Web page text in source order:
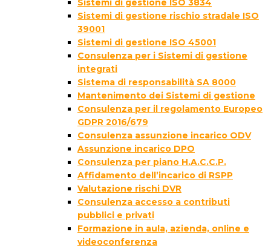
Sistemi di gestione ISO 3834
Sistemi di gestione rischio stradale ISO
39001
Sistemi di gestione ISO 45001
Consulenza per i Sistemi di gestione
integrati
Sistema di responsabilità SA 8000
Mantenimento dei Sistemi di gestione
Consulenza per il regolamento Europeo
GDPR 2016/679
Consulenza assunzione incarico ODV
Assunzione incarico DPO
Consulenza per piano H.A.C.C.P.
Affidamento dell’incarico di RSPP
Valutazione rischi DVR
Consulenza accesso a contributi
pubblici e privati
Formazione in aula, azienda, online e
videoconferenza